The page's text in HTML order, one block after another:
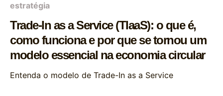
estratégia
Trade-In as a Service (TIaaS): o que é,
como funciona e por que se tornou um
modelo essencial na economia circular
Entenda o modelo de Trade-In as a Service